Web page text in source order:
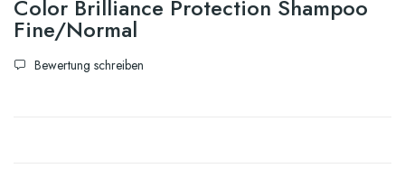
Color Brilliance Protection Shampoo
Fine/Normal
Bewertung schreiben